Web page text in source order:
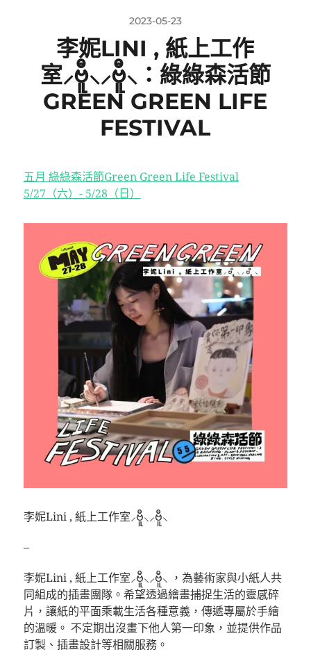
2023-05-23
李妮LINI , 紙上工作
室⸝ဗီူ⸜⸝ဗီူ⸜：綠綠森活節
GREEN GREEN LIFE
FESTIVAL
五月 綠綠森活節Green Green Life Festival
5/27（六）- 5/28（日）
李妮Lini , 紙上工作室⸝ဗီူ⸜⸝ဗီူ⸜
–
李妮Lini , 紙上工作室⸝ဗီူ⸜⸝ဗီူ⸜ ，為藝術家與小紙人共
同組成的插畫團隊。希望透過繪畫捕捉生活的靈感碎
片，讓紙的平面乘載生活各種意義，傳遞專屬於手繪
的溫暖。 不定期出沒畫下他人第一印象，並提供作品
訂製、插畫設計等相關服務。